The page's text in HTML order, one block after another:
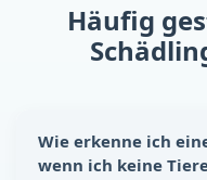
Häufig
Wie erkenne ich
wenn ich keine